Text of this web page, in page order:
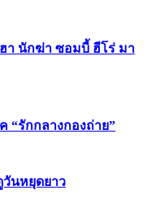
า นักฆ่า ซอมบี้ ฮีโร่ มา
“รักกลางกองถ่าย”
วันหยุดยาว